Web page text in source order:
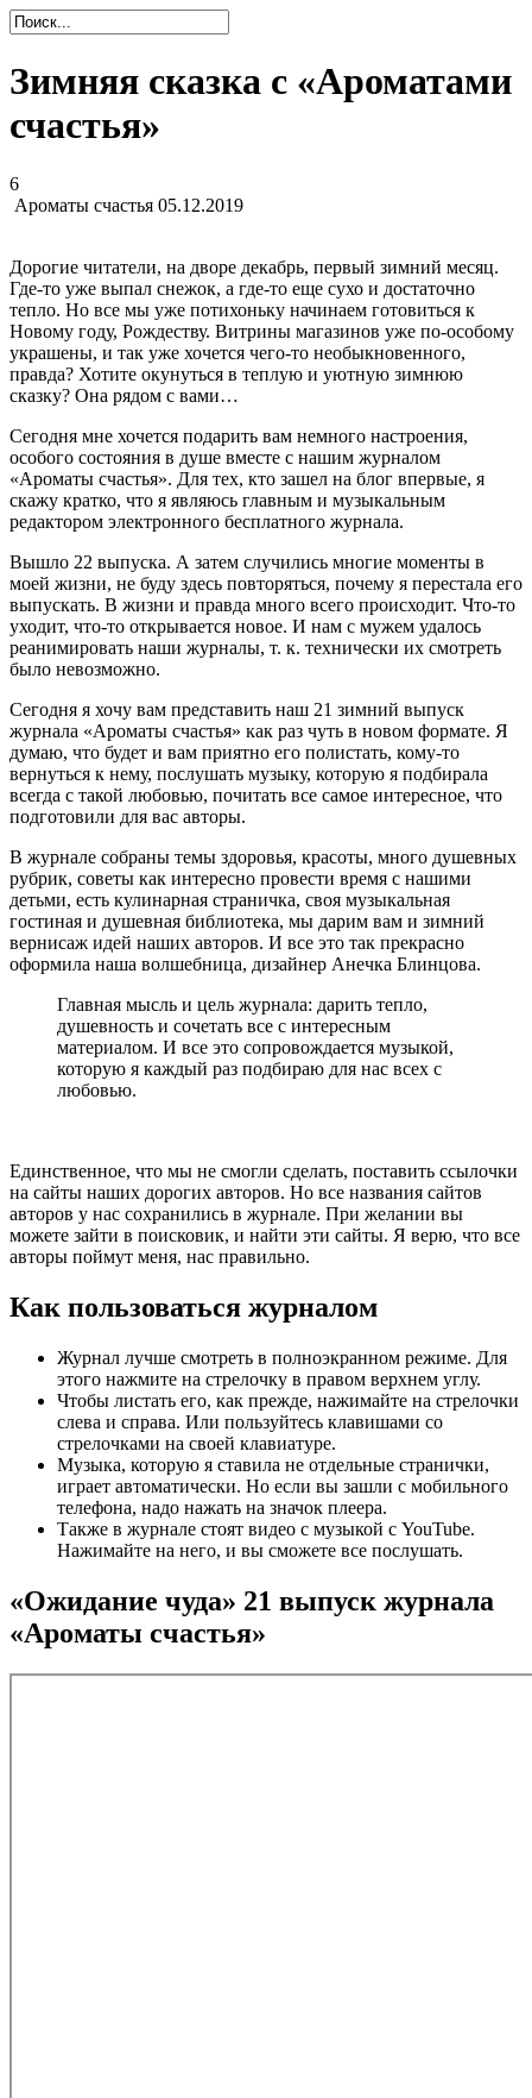
Зимняя сказка с «Ароматами
счастья»
6
Ароматы счастья 05.12.2019
Дорогие читатели, на дворе декабрь, первый зимний месяц.
Где-то уже выпал снежок, а где-то еще сухо и достаточно
тепло. Но все мы уже потихоньку начинаем готовиться к
Новому году, Рождеству. Витрины магазинов уже по-особому
украшены, и так уже хочется чего-то необыкновенного,
правда? Хотите окунуться в теплую и уютную зимнюю
сказку? Она рядом с вами…
Сегодня мне хочется подарить вам немного настроения,
особого состояния в душе вместе с нашим журналом
«Ароматы счастья». Для тех, кто зашел на блог впервые, я
скажу кратко, что я являюсь главным и музыкальным
редактором электронного бесплатного журнала.
Вышло 22 выпуска. А затем случились многие моменты в
моей жизни, не буду здесь повторяться, почему я перестала его
выпускать. В жизни и правда много всего происходит. Что-то
уходит, что-то открывается новое. И нам с мужем удалось
реанимировать наши журналы, т. к. технически их смотреть
было невозможно.
Сегодня я хочу вам представить наш 21 зимний выпуск
журнала «Ароматы счастья» как раз чуть в новом формате. Я
думаю, что будет и вам приятно его полистать, кому-то
вернуться к нему, послушать музыку, которую я подбирала
всегда с такой любовью, почитать все самое интересное, что
подготовили для вас авторы.
В журнале собраны темы здоровья, красоты, много душевных
рубрик, советы как интересно провести время с нашими
детьми, есть кулинарная страничка, своя музыкальная
гостиная и душевная библиотека, мы дарим вам и зимний
вернисаж идей наших авторов. И все это так прекрасно
оформила наша волшебница, дизайнер Анечка Блинцова.
Главная мысль и цель журнала: дарить тепло,
душевность и сочетать все с интересным
материалом. И все это сопровождается музыкой,
которую я каждый раз подбираю для нас всех с
любовью.
Единственное, что мы не смогли сделать, поставить ссылочки
на сайты наших дорогих авторов. Но все названия сайтов
авторов у нас сохранились в журнале. При желании вы
можете зайти в поисковик, и найти эти сайты. Я верю, что все
авторы поймут меня, нас правильно.
Как пользоваться журналом
Журнал лучше смотреть в полноэкранном режиме. Для
этого нажмите на стрелочку в правом верхнем углу.
Чтобы листать его, как прежде, нажимайте на стрелочки
слева и справа. Или пользуйтесь клавишами со
стрелочками на своей клавиатуре.
Музыка, которую я ставила не отдельные странички,
играет автоматически. Но если вы зашли с мобильного
телефона, надо нажать на значок плеера.
Также в журнале стоят видео с музыкой с YouTube.
Нажимайте на него, и вы сможете все послушать.
«Ожидание чуда» 21 выпуск журнала
«Ароматы счастья»